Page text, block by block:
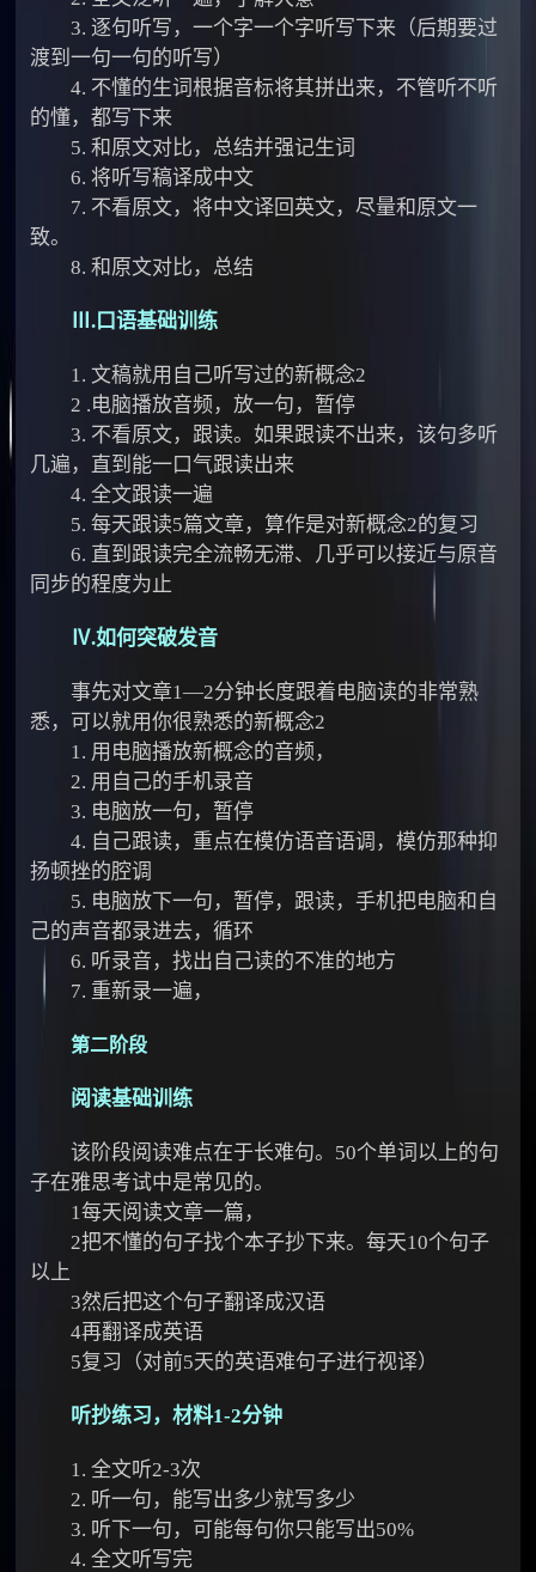
3. 逐句听写，一个字一个字听写下来（后期要过
渡到一句一句的听写）
4. 不懂的生词根据音标将其拼出来，不管听不听
的懂，都写下来
5. 和原文对比，总结并强记生词
6. 将听写稿译成中文
7. 不看原文，将中文译回英文，尽量和原文一
致。
8. 和原文对比，总结
Ⅲ.口语基础训练
1. 文稿就用自己听写过的新概念2
2 .电脑播放音频，放一句，暂停
3. 不看原文，跟读。如果跟读不出来，该句多听
几遍，直到能一口气跟读出来
4. 全文跟读一遍
5. 每天跟读5篇文章，算作是对新概念2的复习
6. 直到跟读完全流畅无滞、几乎可以接近与原音
同步的程度为止
Ⅳ.如何突破发音
事先对文章1—2分钟长度跟着电脑读的非常熟
悉，可以就用你很熟悉的新概念2
1. 用电脑播放新概念的音频，
2. 用自己的手机录音
3. 电脑放一句，暂停
4. 自己跟读，重点在模仿语音语调，模仿那种抑
扬顿挫的腔调
5. 电脑放下一句，暂停，跟读，手机把电脑和自
己的声音都录进去，循环
6. 听录音，找出自己读的不准的地方
7. 重新录一遍，
第二阶段
阅读基础训练
该阶段阅读难点在于长难句。50个单词以上的句
子在雅思考试中是常见的。
1每天阅读文章一篇，
2把不懂的句子找个本子抄下来。每天10个句子
以上
3然后把这个句子翻译成汉语
4再翻译成英语
5复习（对前5天的英语难句子进行视译）
听抄练习，材料1-2分钟
1. 全文听2-3次
2. 听一句，能写出多少就写多少
3. 听下一句，可能每句你只能写出50%
4. 全文听写完